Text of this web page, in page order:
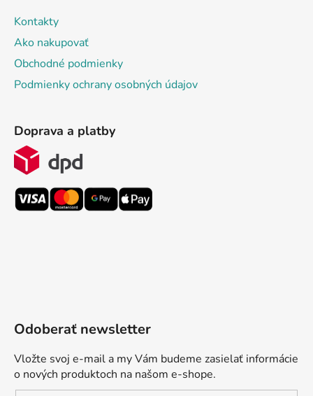
Kontakty
Ako nakupovať
Obchodné podmienky
Podmienky ochrany osobných údajov
Doprava a platby
Odoberať newsletter
Vložte svoj e-mail a my Vám budeme zasielať informácie
o nových produktoch na našom e-shope.